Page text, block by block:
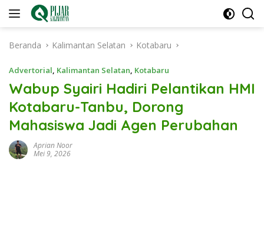
Langsung
Beranda
Kalimantan Selatan Kotabaru
Advertorial, Kalimantan Selatan, Kotabaru
Wabup Syairi Hadiri Pelantikan HMI
Kotabaru-Tanbu, Dorong
Mahasiswa Jadi Agen Perubahan
Aprian Noor
Mei 9, 2026